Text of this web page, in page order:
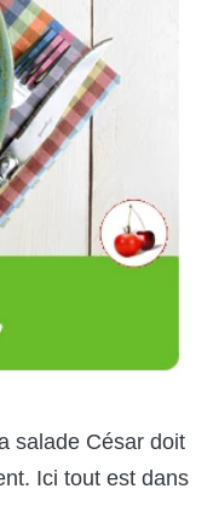
salade César doit
Ici tout est dans